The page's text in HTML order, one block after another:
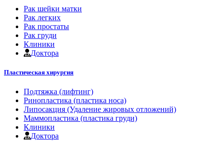
Рак шейки матки
Рак легких
Рак простаты
Рак груди
Клиники
Доктора
Пластическая хирургия
Подтяжка (лифтинг)
Ринопластика (пластика носа)
Липосакция (Удаление жировых отложений)
Маммопластика (пластика груди)
Клиники
Доктора